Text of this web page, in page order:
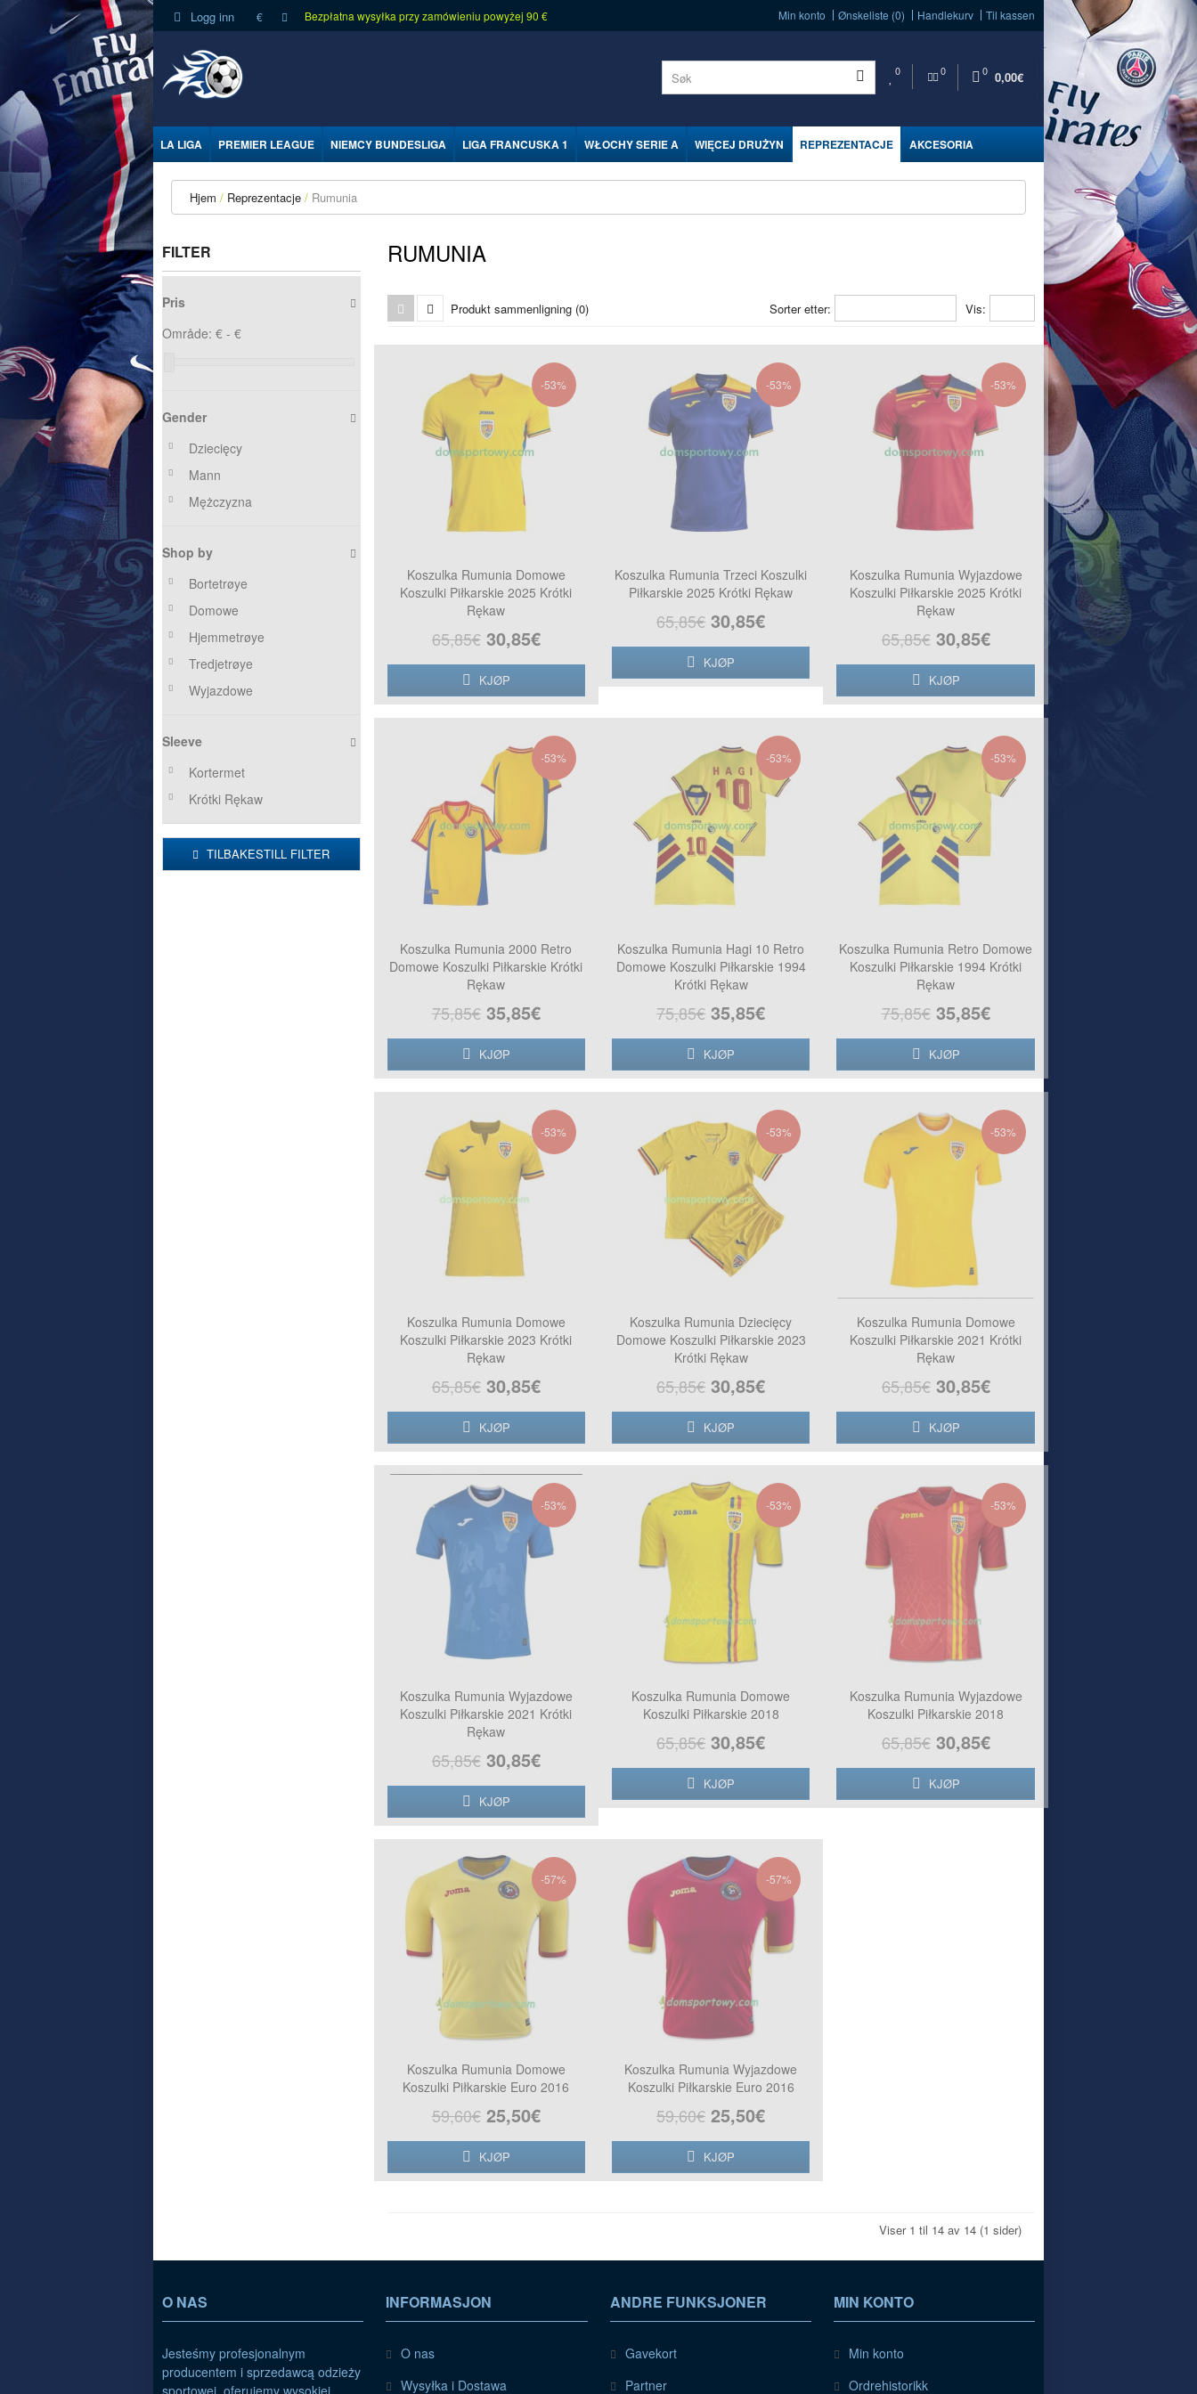
Logg inn € Bezpłatna wysyłka przy zamówieniu powyżej 90 € Min konto Ønskeliste (0) Handlekurv Til kassen
0 0 0 0,00€
LA LIGA PREMIER LEAGUE NIEMCY BUNDESLIGA LIGA FRANCUSKA 1 WŁOCHY SERIE A WIĘCEJ DRUŻYN REPREZENTACJE AKCESORIA
Hjem Reprezentacje Rumunia
FILTER
Pris
Område: € - €
Gender
Dziecięcy
Mann
Mężczyzna
Shop by
Bortetrøye
Domowe
Hjemmetrøye
Tredjetrøye
Wyjazdowe
Sleeve
Kortermet
Krótki Rękaw
TILBAKESTILL FILTER
RUMUNIA
Vis:
Sorter etter:
Produkt sammenligning (0)
-53%
Koszulka Rumunia Domowe
Koszulki Piłkarskie 2025 Krótki
Rękaw
65,85€ 30,85€
KJØP
-53%
Koszulka Rumunia Trzeci Koszulki
Piłkarskie 2025 Krótki Rękaw
65,85€ 30,85€
KJØP
-53%
Koszulka Rumunia Wyjazdowe
Koszulki Piłkarskie 2025 Krótki
Rękaw
65,85€ 30,85€
KJØP
-53%
Koszulka Rumunia 2000 Retro
Domowe Koszulki Piłkarskie Krótki
Rękaw
75,85€ 35,85€
KJØP
-53%
Koszulka Rumunia Hagi 10 Retro
Domowe Koszulki Piłkarskie 1994
Krótki Rękaw
75,85€ 35,85€
KJØP
-53%
Koszulka Rumunia Retro Domowe
Koszulki Piłkarskie 1994 Krótki
Rękaw
75,85€ 35,85€
KJØP
-53%
Koszulka Rumunia Domowe
Koszulki Piłkarskie 2023 Krótki
Rękaw
65,85€ 30,85€
KJØP
-53%
Koszulka Rumunia Dziecięcy
Domowe Koszulki Piłkarskie 2023
Krótki Rękaw
65,85€ 30,85€
KJØP
-53%
Koszulka Rumunia Domowe
Koszulki Piłkarskie 2021 Krótki
Rękaw
65,85€ 30,85€
KJØP
-53%
Koszulka Rumunia Wyjazdowe
Koszulki Piłkarskie 2021 Krótki
Rękaw
65,85€ 30,85€
KJØP
-53%
Koszulka Rumunia Domowe
Koszulki Piłkarskie 2018
65,85€ 30,85€
KJØP
-53%
Koszulka Rumunia Wyjazdowe
Koszulki Piłkarskie 2018
65,85€ 30,85€
KJØP
-57%
Koszulka Rumunia Domowe
Koszulki Piłkarskie Euro 2016
59,60€ 25,50€
KJØP
-57%
Koszulka Rumunia Wyjazdowe
Koszulki Piłkarskie Euro 2016
59,60€ 25,50€
KJØP
Viser 1 til 14 av 14 (1 sider)
O NAS
Jesteśmy profesjonalnym
producentem i sprzedawcą odzieży
INFORMASJON
O nas
Wysyłka i Dostawa
ANDRE FUNKSJONER
Gavekort
Partner
MIN KONTO
Min konto
Ordrehistorikk